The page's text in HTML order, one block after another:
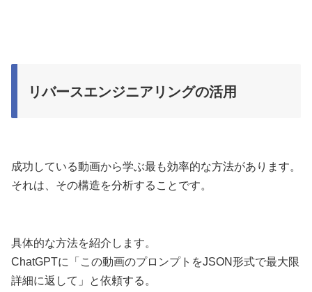
リバースエンジニアリングの活用
成功している動画から学ぶ最も効率的な方法があります。
それは、その構造を分析することです。
具体的な方法を紹介します。
ChatGPTに「この動画のプロンプトをJSON形式で最大限
詳細に返して」と依頼する。